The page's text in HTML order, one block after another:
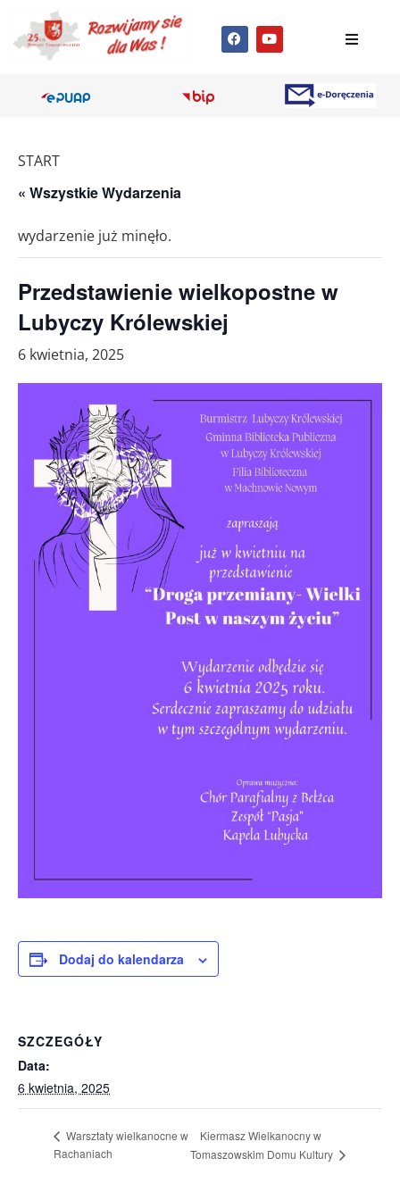
START
« Wszystkie Wydarzenia
wydarzenie już minęło.
Przedstawienie wielkopostne w
Lubyczy Królewskiej
6 kwietnia, 2025
Dodaj do kalendarza
SZCZEGÓŁY
Data:
6 kwietnia, 2025
Warsztaty wielkanocne w
Rachaniach
Kiermasz Wielkanocny w
Tomaszowskim Domu Kultury